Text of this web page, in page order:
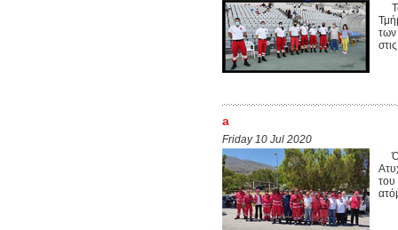
των
a
Friday 10 Jul 2020
του